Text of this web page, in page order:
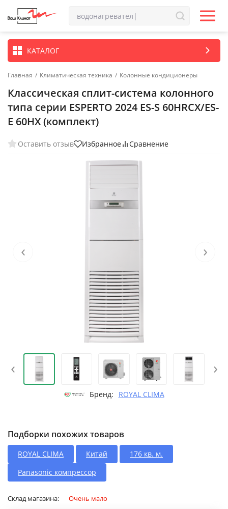
КАТАЛОГ
Главная / Климатическая техника / Колонные кондиционеры
Классическая сплит-система колонного
типа серии ESPERTO 2024 ES-S 60HRCX/ES-
E 60HX (комплект)
Оставить отзыв Избранное Сравнение
‹ ›
‹ ›
Бренд: ROYAL CLIMA
Подборки похожих товаров
ROYAL CLIMA Китай
176 кв. м.
Panasonic компрессор
Склад магазина: Очень мало